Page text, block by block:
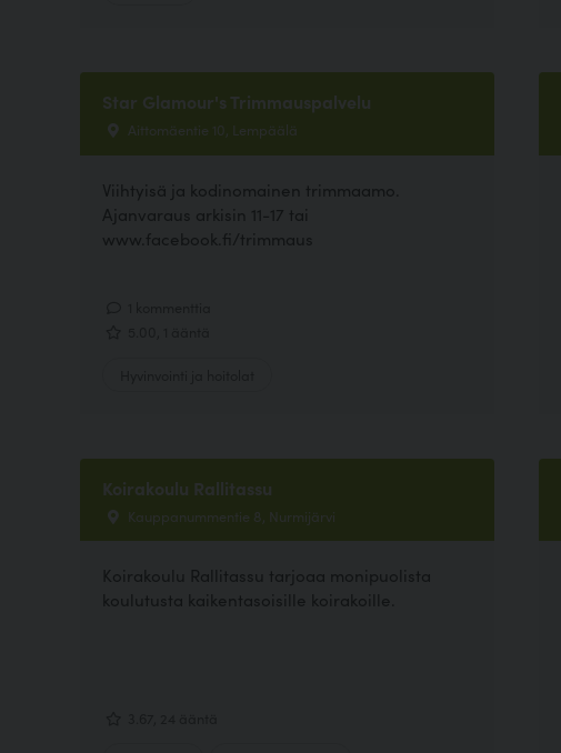
Star Glamour's Trimmauspalvelu
Aittomäentie 10, Lempäälä
Viihtyisä ja kodinomainen trimmaamo.
Ajanvaraus arkisin 11-17 tai
www.facebook.fi/trimmaus
Koirakoulu Rallitassu
Kauppanummentie 8, Nurmijärvi
Koirakoulu Rallitassu tarjoaa monipuolista
koulutusta kaikentasoisille koirakoille.